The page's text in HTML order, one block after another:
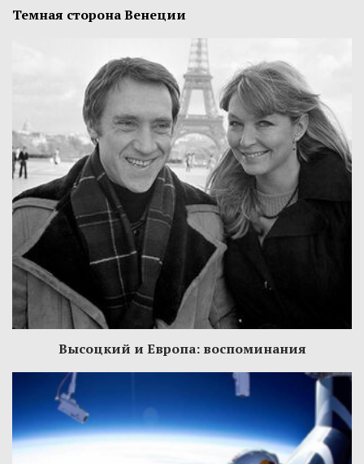
Темная сторона Венеции
Высоцкий и Европа: воспоминания